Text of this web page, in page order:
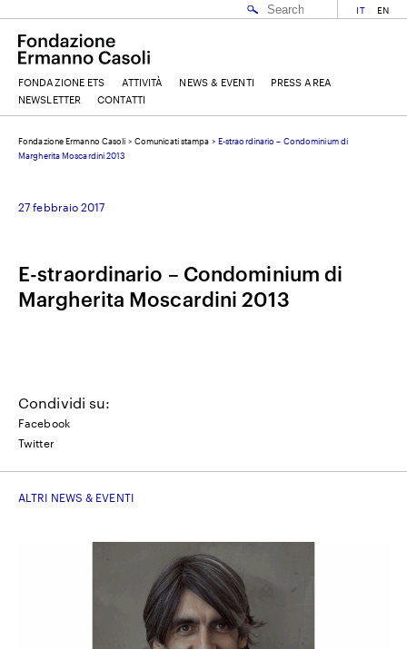
EMAIL
COGNOME
IT EN
FONDAZIONE ETS ATTIVITÀ NEWS & EVENTI
PRESS AREA
NEWSLETTER
CONTATTI
Fondazione Ermanno Casoli > Comunicati stampa > E-straordinario – Condominium di
Margherita Moscardini 2013
27 febbraio 2017
E-straordinario – Condominium di
Margherita Moscardini 2013
Condividi su:
Facebook
Twitter
ALTRI NEWS & EVENTI